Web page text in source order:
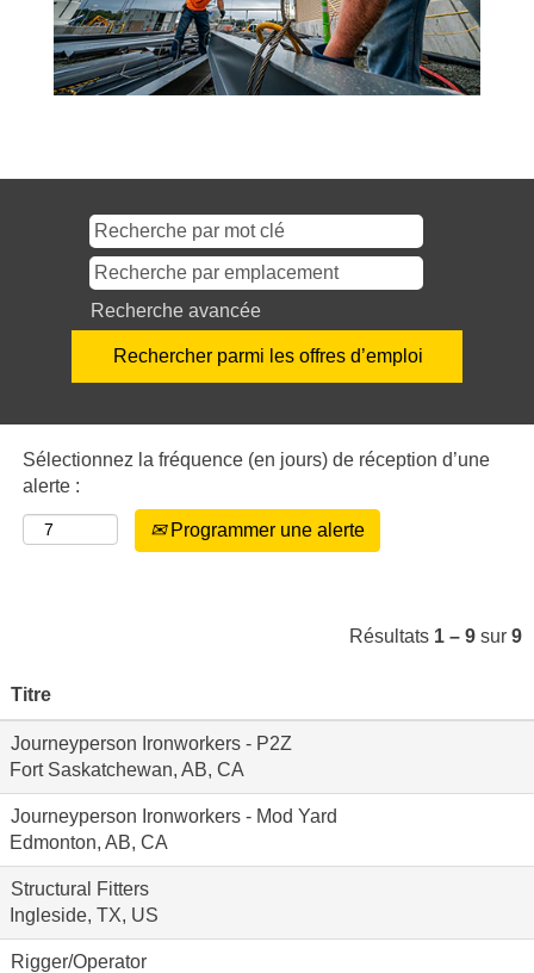
Recherche avancée
Sélectionnez la fréquence (en jours) de réception d’une
alerte :
Programmer une alerte
Résultats 1 – 9 sur 9
Titre
Journeyperson Ironworkers - P2Z
Fort Saskatchewan, AB, CA
Journeyperson Ironworkers - Mod Yard
Edmonton, AB, CA
Structural Fitters
Ingleside, TX, US
Rigger/Operator